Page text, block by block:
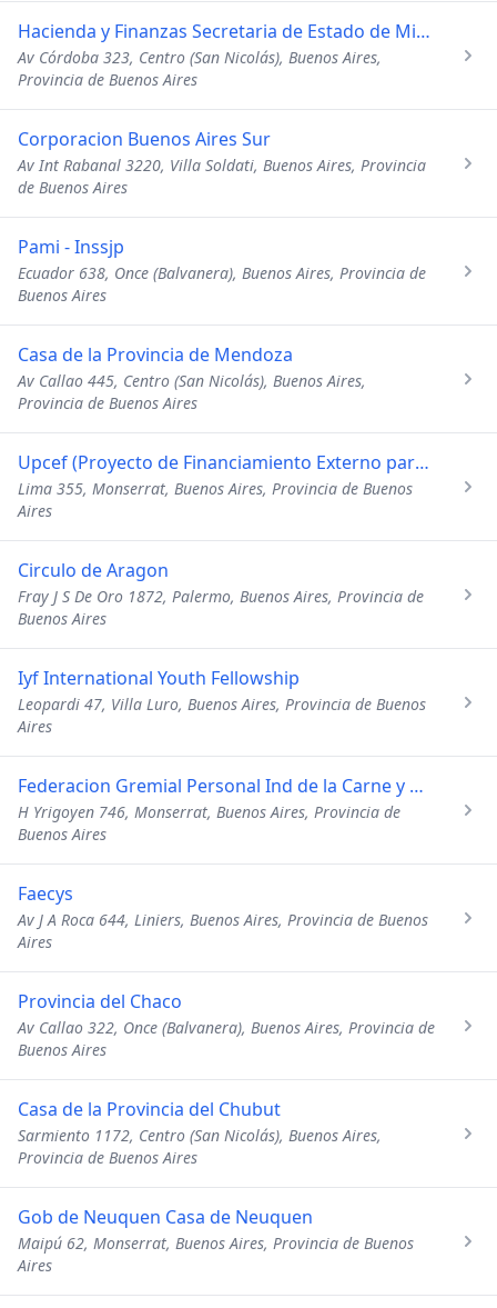
Hacienda y Finanzas Secretaria de Estado de Misio
Av Córdoba 323, Centro (San Nicolás), Buenos Aires,
Provincia de Buenos Aires
Corporacion Buenos Aires Sur
Av Int Rabanal 3220, Villa Soldati, Buenos Aires, Provincia
de Buenos Aires
Pami - Inssjp
Ecuador 638, Once (Balvanera), Buenos Aires, Provincia de
Buenos Aires
Casa de la Provincia de Mendoza
Av Callao 445, Centro (San Nicolás), Buenos Aires,
Provincia de Buenos Aires
Upcef (Proyecto de Financiamiento Externo para Rio Negro)
Lima 355, Monserrat, Buenos Aires, Provincia de Buenos
Aires
Circulo de Aragon
Fray J S De Oro 1872, Palermo, Buenos Aires, Provincia de
Buenos Aires
Iyf International Youth Fellowship
Leopardi 47, Villa Luro, Buenos Aires, Provincia de Buenos
Aires
Federacion Gremial Personal Ind de la Carne y Derivados
H Yrigoyen 746, Monserrat, Buenos Aires, Provincia de
Buenos Aires
Faecys
Av J A Roca 644, Liniers, Buenos Aires, Provincia de Buenos
Aires
Provincia del Chaco
Av Callao 322, Once (Balvanera), Buenos Aires, Provincia de
Buenos Aires
Casa de la Provincia del Chubut
Sarmiento 1172, Centro (San Nicolás), Buenos Aires,
Provincia de Buenos Aires
Gob de Neuquen Casa de Neuquen
Maipú 62, Monserrat, Buenos Aires, Provincia de Buenos
Aires